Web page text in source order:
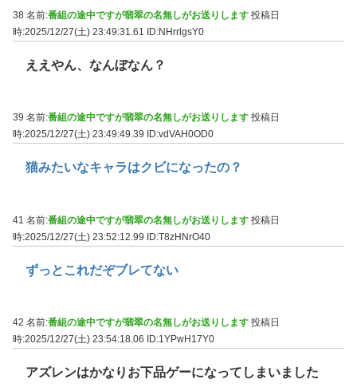
38 名前:番組の途中ですが翡翠の名無しがお送りします 投稿日
時:2025/12/27(土) 23:49:31.61 ID:NHrrlgsY0
ええやん、なんぼなん？
39 名前:番組の途中ですが翡翠の名無しがお送りします 投稿日
時:2025/12/27(土) 23:49:49.39
ID:vdVAH0OD0
猫みたいなキャラはクビになったの？
41 名前:番組の途中ですが翡翠の名無しがお送りします 投稿日
時:2025/12/27(土) 23:52:12.99 ID:T8zHNrO40
ずっとこれだぞブレてない
42 名前:番組の途中ですが翡翠の名無しがお送りします 投稿日
時:2025/12/27(土) 23:54:18.06
ID:1YPwH17Y0
アズレンはかなりお下品ゲーになってしまいました